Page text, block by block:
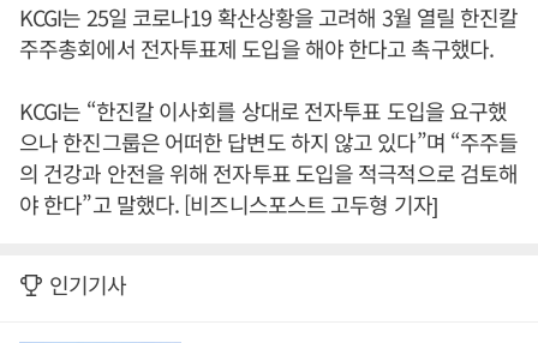
KCGI는 25일 코로나19 확산상황을 고려해 3월 열릴 한진칼
주주총회에서 전자투표제 도입을 해야 한다고 촉구했다.
KCGI는 “한진칼 이사회를 상대로 전자투표 도입을 요구했
으나 한진그룹은 어떠한 답변도 하지 않고 있다”며 “주주들
의 건강과 안전을 위해 전자투표 도입을 적극적으로 검토해
야 한다”고 말했다. [비즈니스포스트 고두형 기자]
인기기사